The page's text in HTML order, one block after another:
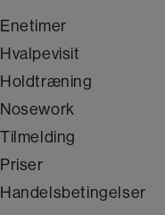
Enetimer
Hvalpevisit
Holdtræning
Nosework
Tilmelding
Priser
Handelsbetingelser